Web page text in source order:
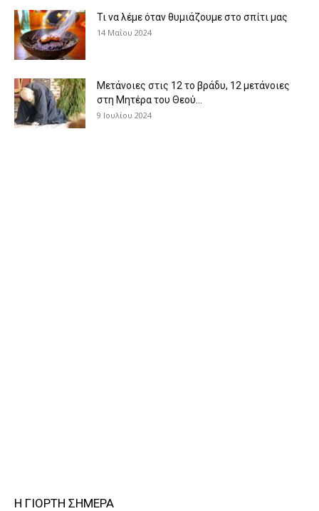
Τι να λέμε όταν θυμιάζουμε στο σπίτι μας
14 Μαΐου 2024
Μετάνοιες στις 12 το βράδυ, 12 μετάνοιες
στη Μητέρα του Θεού...
9 Ιουλίου 2024
Η ΓΙΟΡΤΗ ΣΗΜΕΡΑ